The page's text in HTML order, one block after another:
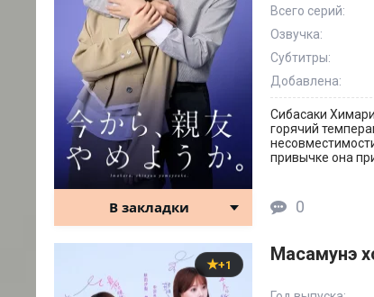
Всего серий:
Озвучка:
Субтитры:
Добавлена:
Сибасаки
горячий
привычке она
В закладки 0
+1 Масамунэ